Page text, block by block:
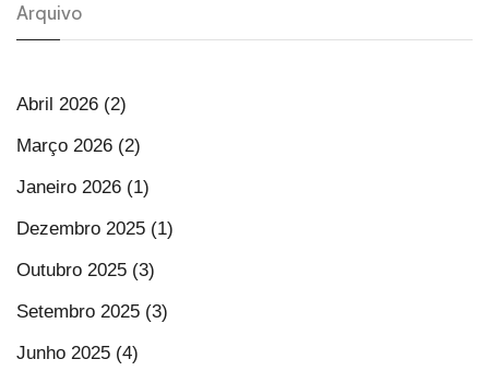
Arquivo
Abril 2026 (2)
Março 2026 (2)
Janeiro 2026 (1)
Dezembro 2025 (1)
Outubro 2025 (3)
Setembro 2025 (3)
Junho 2025 (4)